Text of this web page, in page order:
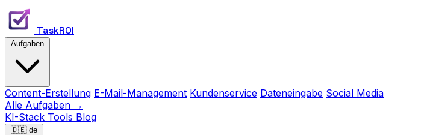
TaskROI
Content-Erstellung E-Mail-Management Kundenservice Dateneingabe Social Media
Alle Aufgaben →
KI-Stack Tools Blog
🇩🇪 de